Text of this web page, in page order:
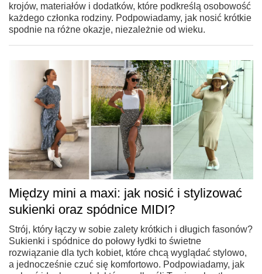
krojów, materiałów i dodatków, które podkreślą osobowość
każdego członka rodziny. Podpowiadamy, jak nosić krótkie
spodnie na różne okazje, niezależnie od wieku.
Między mini a maxi: jak nosić i stylizować
sukienki oraz spódnice MIDI?
Strój, który łączy w sobie zalety krótkich i długich fasonów?
Sukienki i spódnice do połowy łydki to świetne
rozwiązanie dla tych kobiet, które chcą wyglądać stylowo,
a jednocześnie czuć się komfortowo. Podpowiadamy, jak